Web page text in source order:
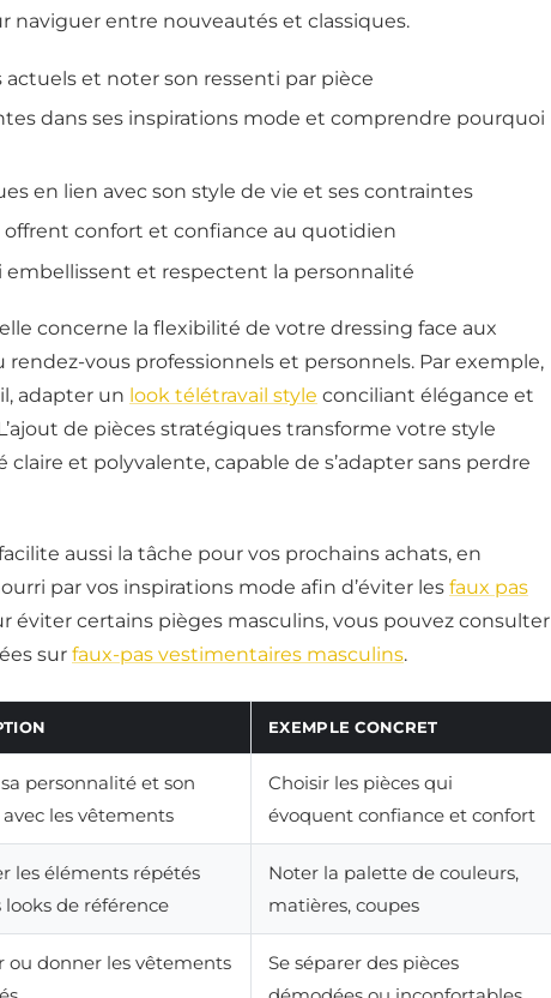
naviguer entre nouveautés et classiques.
et noter son ressenti par pièce
dans ses inspirations mode et comprendre pourquoi
en lien avec son style de vie et ses contraintes
confort et confiance au quotidien
embellissent et respectent la personnalité
concerne la flexibilité de votre dressing face aux
rendez-vous professionnels et personnels. Par exemple,
adapter un look télétravail style conciliant élégance et
de pièces stratégiques transforme votre style
et polyvalente, capable de s’adapter sans perdre
aussi la tâche pour vos prochains achats, en
par vos inspirations mode afin d’éviter les faux pas
éviter certains pièges masculins, vous pouvez consulter
sur faux-pas vestimentaires masculins.
EXEMPLE CONCRET
personnalité et son
les vêtements
Choisir les pièces qui
évoquent confiance et confort
les éléments répétés
looks de référence
Noter la palette de couleurs,
matières, coupes
ou donner les vêtements
Se séparer des pièces